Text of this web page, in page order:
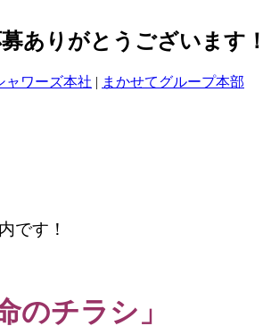
募ありがとうございます
ャワーズ本社 | まかせてグループ本部
です！
のチラシ」